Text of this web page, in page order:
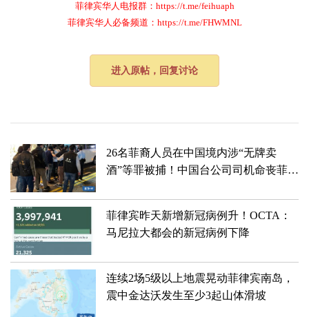
菲律宾华人电报群：https://t.me/feihuaph
菲律宾华人必备频道：https://t.me/FHWMNL
进入原帖，回复讨论
26名菲裔人员在中国境内涉“无牌卖
酒”等罪被捕！中国台公司司机命丧菲律
菲律宾昨天新增新冠病例升！​​OCTA：
马尼拉大都会的新冠病例下降
连续2场5级以上地震晃动菲律宾南岛，
震中金达沃发生至少3起山体滑坡